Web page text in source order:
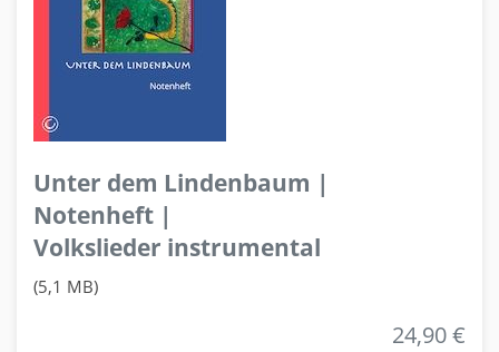
Unter dem Lindenbaum |
Notenheft |
Volkslieder instrumental
(5,1 MB)
24,90 €